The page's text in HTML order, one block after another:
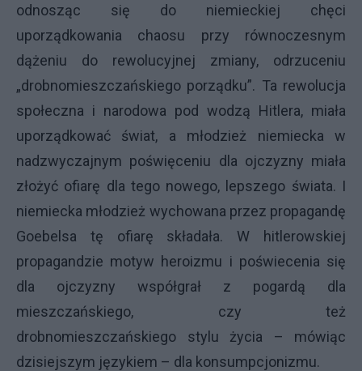
odnosząc się do niemieckiej chęci
uporządkowania chaosu przy równoczesnym
dążeniu do rewolucyjnej zmiany, odrzuceniu
„drobnomieszczańskiego porządku”. Ta rewolucja
społeczna i narodowa pod wodzą Hitlera, miała
uporządkować świat, a młodzież niemiecka w
nadzwyczajnym poświęceniu dla ojczyzny miała
złożyć ofiarę dla tego nowego, lepszego świata. I
niemiecka młodzież wychowana przez propagandę
Goebelsa tę ofiarę składała. W hitlerowskiej
propagandzie motyw heroizmu i poświecenia się
dla ojczyzny współgrał z pogardą dla
mieszczańskiego, czy też
drobnomieszczańskiego stylu życia – mówiąc
dzisiejszym językiem – dla konsumpcjonizmu.